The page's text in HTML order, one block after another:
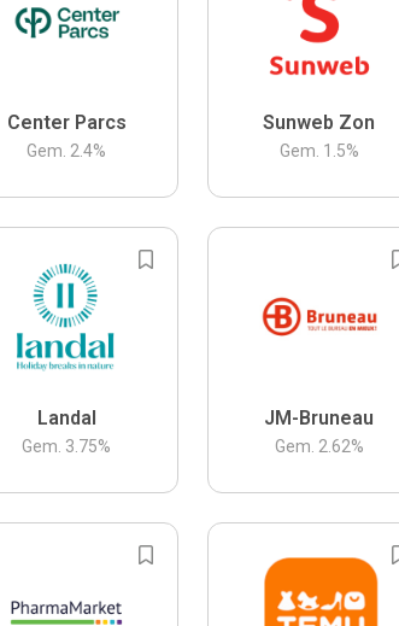
Center Parcs
Gem. 2.4%
Sunweb Zon
Gem. 1.5%
Landal
Gem. 3.75%
JM-Bruneau
Gem. 2.62%